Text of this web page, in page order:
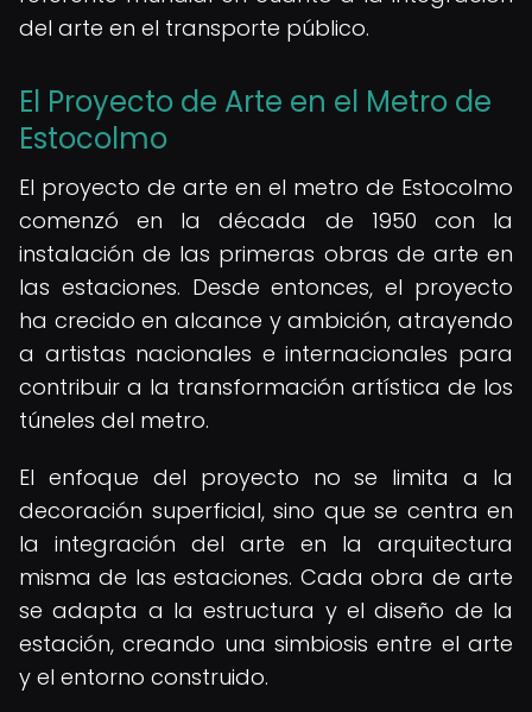
del arte en el transporte público.
El Proyecto de Arte en el Metro de
Estocolmo
El proyecto de arte en el metro de Estocolmo
comenzó en la década de 1950 con la
instalación de las primeras obras de arte en
las estaciones. Desde entonces, el proyecto
ha crecido en alcance y ambición, atrayendo
a artistas nacionales e internacionales para
contribuir a la transformación artística de los
túneles del metro.
El enfoque del proyecto no se limita a la
decoración superficial, sino que se centra en
la integración del arte en la arquitectura
misma de las estaciones. Cada obra de arte
se adapta a la estructura y el diseño de la
estación, creando una simbiosis entre el arte
y el entorno construido.